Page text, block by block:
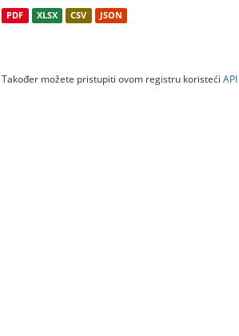
PDF XLSX CSV JSON
Također možete pristupiti ovom registru koristeći API